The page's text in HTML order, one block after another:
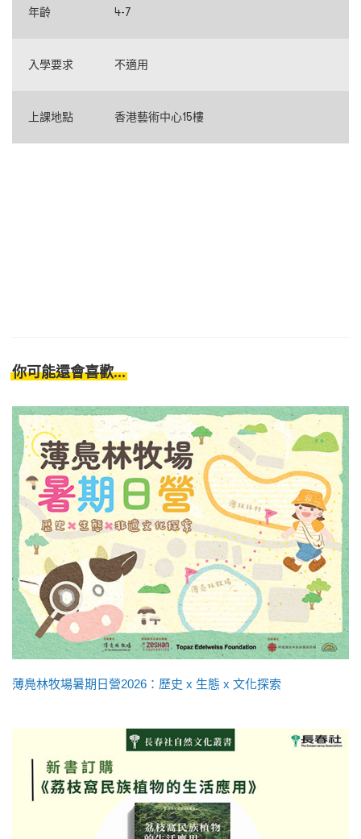
年齡 4-7
入學要求 不適用
上課地點 香港藝術中心15樓
你可能還會喜歡...
薄鳧林牧場暑期日營2026：歷史 x 生態 x 文化探索